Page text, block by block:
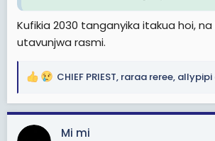
Kufikia 2030 tanganyika itakua hoi,
utavunjwa rasmi.
R
a
c
CHIEF PRIEST, raraa reree, allypipi
Mi mi